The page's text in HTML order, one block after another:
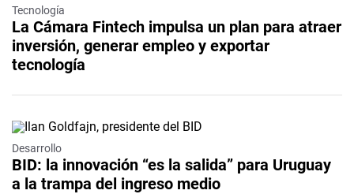
Tecnología
La Cámara Fintech impulsa un plan para atraer
inversión, generar empleo y exportar
tecnología
Desarrollo
BID: la innovación “es la salida” para Uruguay
a la trampa del ingreso medio